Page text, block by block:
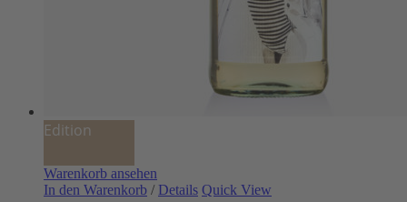
Edition
Warenkorb ansehen
In den Warenkorb / Details Quick View